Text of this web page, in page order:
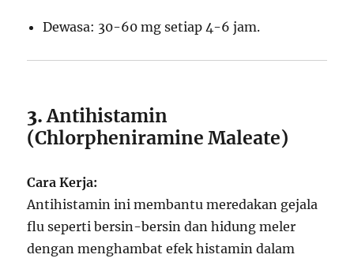
Dewasa: 30-60 mg setiap 4-6 jam.
3.Antihistamin
(Chlorpheniramine Maleate)
Cara Kerja:
Antihistamin ini membantu meredakan gejala
flu seperti bersin-bersin dan hidung meler
dengan menghambat efek histamin dalam